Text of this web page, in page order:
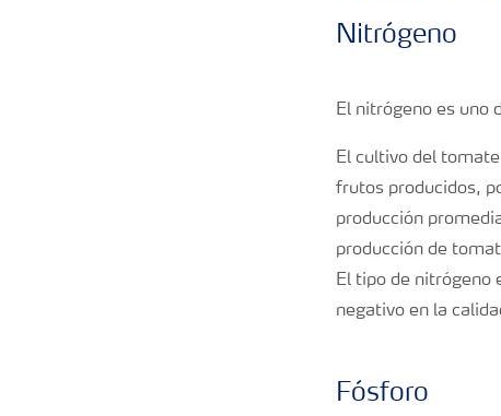
Nitrógeno
El nitrógeno es uno
El cultivo del
frutos producidos,
producción
producción de
El tipo de
negativo en la
Fósforo